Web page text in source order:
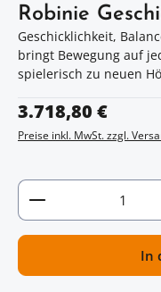
Robinie
Geschicklichkeit,
bringt Bewegung auf
spielerisch zu neuen
Regulärer Preis:
3.718,80 €
Preise inkl. MwSt. zzgl.
Artikel Anzahl:
In